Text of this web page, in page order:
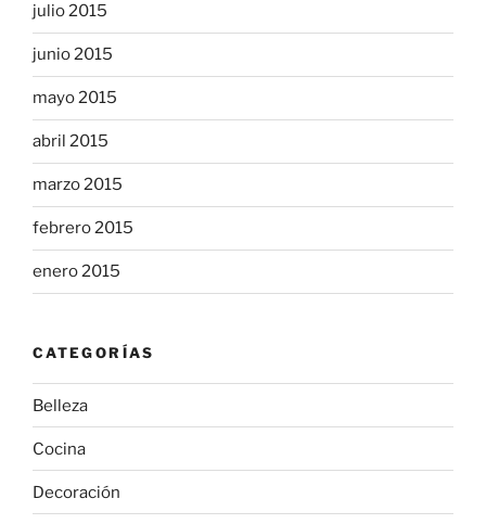
julio 2015
junio 2015
mayo 2015
abril 2015
marzo 2015
febrero 2015
enero 2015
CATEGORÍAS
Belleza
Cocina
Decoración